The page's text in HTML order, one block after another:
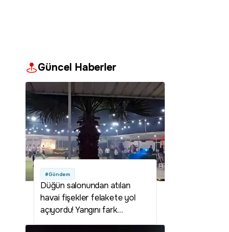
Güncel Haberler
#Gündem
Düğün salonundan atılan
havai fişekler felakete yol
açıyordu! Yangını fark